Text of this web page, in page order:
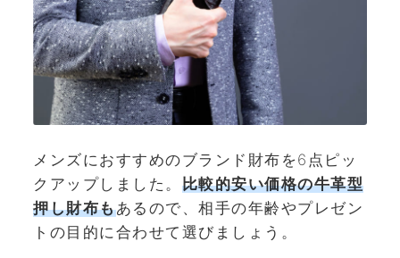
メンズにおすすめのブランド財布を6点ピッ
クアップしました。 比較的安い価格の牛革型
押し財布もあるので、相手の年齢やプレゼン
トの目的に合わせて選びましょう。